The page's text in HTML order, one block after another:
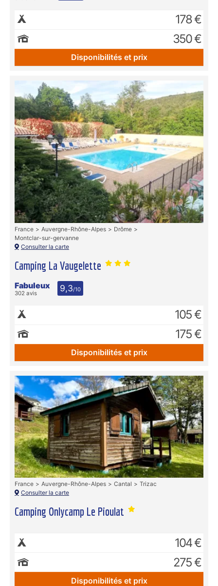
178 €
350 €
Disponibilités et prix
Camping La Vaugelette
France Auvergne-Rhône-Alpes
Drôme
Montclar-sur-gervanne
Consulter la carte
Fabuleux
302 avis 9,3/10
105 €
175 €
Disponibilités et prix
Camping Onlycamp Le Pioulat
France Auvergne-Rhône-Alpes Cantal
Trizac
Consulter la carte
104 €
275 €
Disponibilités et prix